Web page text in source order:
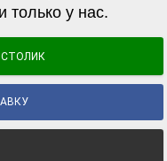
только у нас.
СТОЛИК